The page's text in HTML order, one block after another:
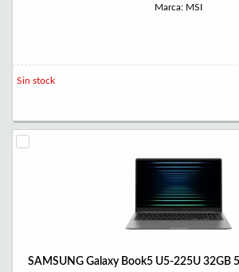
Marca: MSI
Sin stock
SAMSUNG Galaxy Book5 U5-225U 32GB